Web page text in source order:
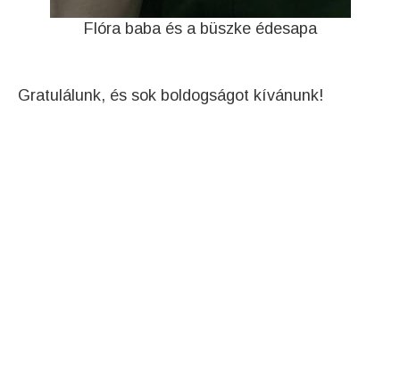
Flóra baba és a büszke édesapa
Gratulálunk, és sok boldogságot kívánunk!